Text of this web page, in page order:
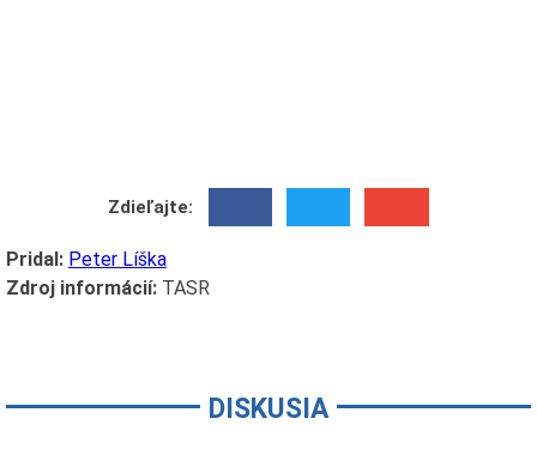
Zdieľajte:
Pridal: Peter Líška
Zdroj informácií:TASR
DISKUSIA